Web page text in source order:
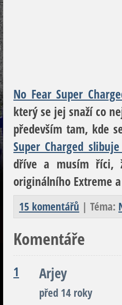
No Fear Super
který se jej snaží co
především tam, kde
Super Charged
dříve a musím říci,
originálního Extreme
15 komentářů | Téma:
Komentáře
1 Arjey
před 14 roky